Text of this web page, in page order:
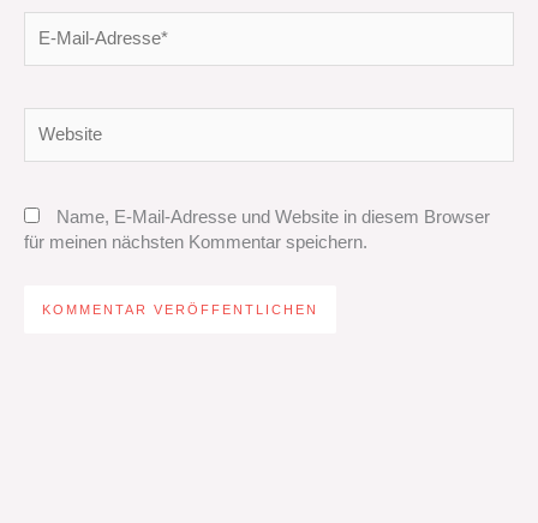
Mail-
Name, E-Mail-Adresse und Website in diesem Browser
für meinen nächsten Kommentar speichern.